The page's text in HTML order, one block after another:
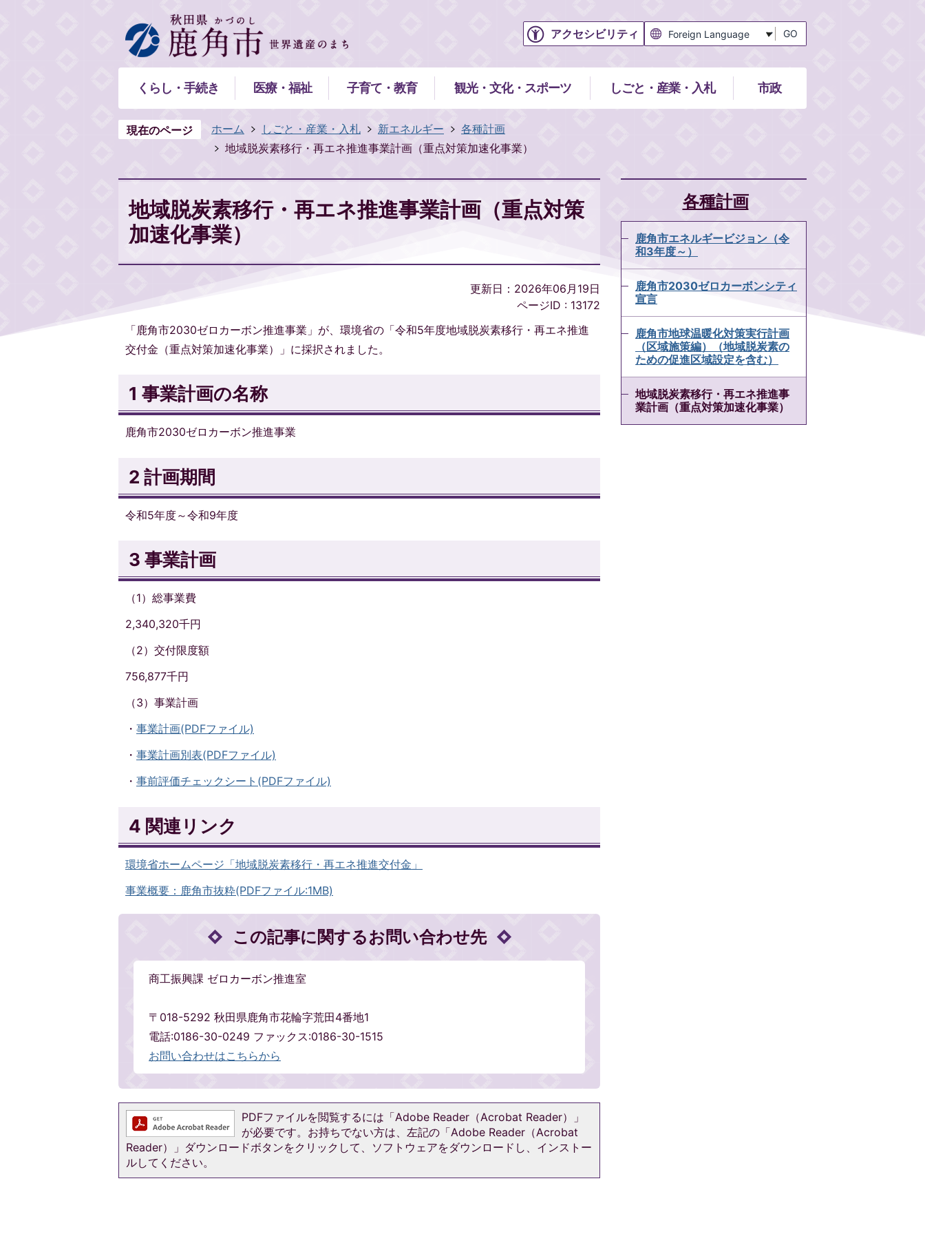
アクセシビリティ GO
くらし・手続き 医療・福祉 子育て・教育 観光・文化・スポーツ しごと・産業・入札 市政
現在のページ ホーム しごと・産業・入札 新エネルギー
各種計画
地域脱炭素移行・再エネ推進事業計画（重点対策加速化事業）
地域脱炭素移行・再エネ推進事業計画（重点対策
加速化事業）
更新日：2026年06月19日
ページID : 13172
「鹿角市2030ゼロカーボン推進事業」が、環境省の「令和5年度地域脱炭素移行・再エネ推進
交付金（重点対策加速化事業）」に採択されました。
1 事業計画の名称
鹿角市2030ゼロカーボン推進事業
2 計画期間
令和5年度～令和9年度
3 事業計画
（1）総事業費
2,340,320千円
（2）交付限度額
756,877千円
（3）事業計画
・ 事業計画(PDFファイル)
・ 事業計画別表(PDFファイル)
・ 事前評価チェックシート(PDFファイル)
4 関連リンク
環境省ホームページ「地域脱炭素移行・再エネ推進交付金」
事業概要：鹿角市抜粋(PDFファイル:1MB)
この記事に関するお問い合わせ先
商工振興課 ゼロカーボン推進室
〒018-5292 秋田県鹿角市花輪字荒田4番地1
電話:0186-30-0249 ファックス:0186-30-1515
お問い合わせはこちらから
PDFファイルを閲覧するには「Adobe Reader（Acrobat Reader）」
が必要です。お持ちでない方は、左記の「Adobe Reader（Acrobat
Reader）」ダウンロードボタンをクリックして、ソフトウェアをダウンロードし、インストー
ルしてください。
各種計画
鹿角市エネルギービジョン（令
和3年度～）
鹿角市2030ゼロカーボンシティ
宣言
鹿角市地球温暖化対策実行計画
（区域施策編）（地域脱炭素の
ための促進区域設定を含む）
地域脱炭素移行・再エネ推進事
業計画（重点対策加速化事業）